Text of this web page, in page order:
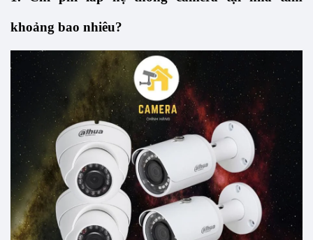
khoảng bao nhiêu?